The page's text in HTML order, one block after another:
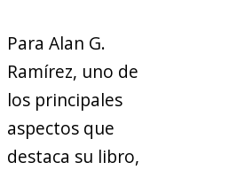
Para Alan G.
Ramírez, uno de
los principales
aspectos que
destaca su libro,